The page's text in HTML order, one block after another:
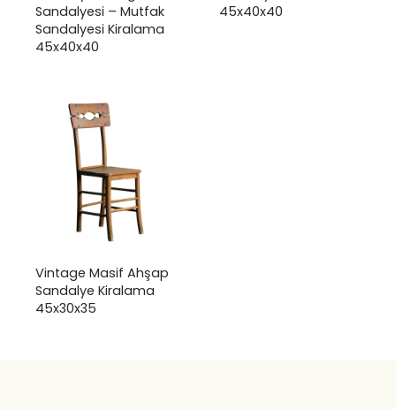
Sandalyesi – Mutfak
Sandalyesi Kiralama
45x40x40
45x40x40
Vintage Masif Ahşap
Sandalye Kiralama
45x30x35